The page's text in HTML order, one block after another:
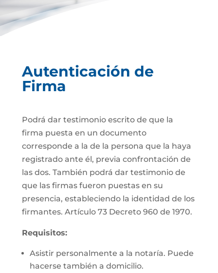
Autenticación de
Firma
Podrá dar testimonio escrito de que la
firma puesta en un documento
corresponde a la de la persona que la haya
registrado ante él, previa confrontación de
las dos. También podrá dar testimonio de
que las firmas fueron puestas en su
presencia, estableciendo la identidad de los
firmantes. Artículo 73 Decreto 960 de 1970.
Requisitos:
Asistir personalmente a la notaría. Puede
hacerse también a domicilio.